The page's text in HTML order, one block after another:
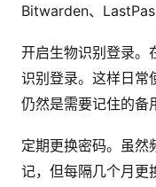
Bitwarden、
开启生物识别登录。
识别登录。这样日常
仍然是需要记住的备
定期更换密码。虽然
记，但每隔几个月更